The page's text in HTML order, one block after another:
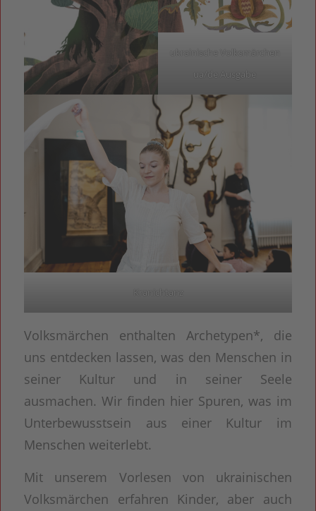
ukrainische Volksmärchen
ua/de Ausgabe
Kranichtanz
Volksmärchen enthalten Archetypen*, die
uns entdecken lassen, was den Menschen in
seiner Kultur und in seiner Seele
ausmachen. Wir finden hier Spuren, was im
Unterbewusstsein aus einer Kultur im
Menschen weiterlebt.
Mit unserem Vorlesen von ukrainischen
Volksmärchen erfahren Kinder, aber auch